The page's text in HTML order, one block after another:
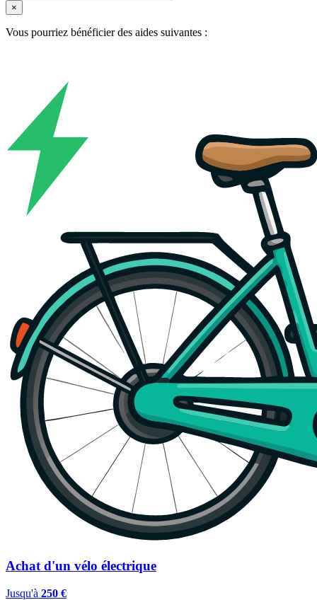
×
Vous pourriez bénéficier des aides suivantes :
Achat d'un vélo électrique
Jusqu'à 250 €